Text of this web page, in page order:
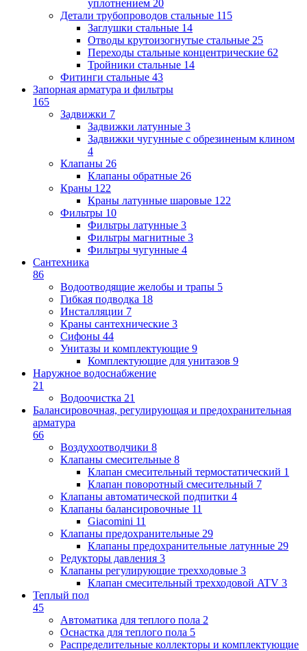
уплотнением 20
Детали трубопроводов стальные 115
Заглушки стальные 14
Отводы крутоизогнутые стальные 25
Переходы стальные концентрические 62
Тройники стальные 14
Фитинги стальные 43
Запорная арматура и фильтры
165
Задвижки 7
Задвижки латунные 3
Задвижки чугунные с обрезиненым клином
4
Клапаны 26
Клапаны обратные 26
Краны 122
Краны латунные шаровые 122
Фильтры 10
Фильтры латунные 3
Фильтры магнитные 3
Фильтры чугунные 4
Сантехника
86
Водоотводящие желобы и трапы 5
Гибкая подводка 18
Инсталляции 7
Краны сантехнические 3
Сифоны 44
Унитазы и комплектующие 9
Комплектующие для унитазов 9
Наружное водоснабжение
21
Водоочистка 21
Балансировочная, регулирующая и предохранительная
арматура
66
Воздухоотводчики 8
Клапаны cмесительные 8
Клапан cмесительный термостатический 1
Клапан поворотный cмесительный 7
Клапаны автоматической подпитки 4
Клапаны балансировочные 11
Giacomini 11
Клапаны предохранительные 29
Клапаны предохранительные латунные 29
Редукторы давления 3
Клапаны регулирующие трехходовые 3
Клапан смесительный трехходовой ATV 3
Теплый пол
45
Автоматика для теплого пола 2
Оснастка для теплого пола 5
Распределительные коллекторы и комплектующие